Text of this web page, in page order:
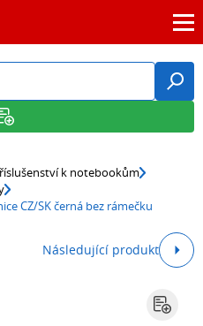
k notebookům
CZ/SK černá bez rámečku
Následující produkt